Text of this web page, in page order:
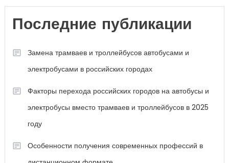
Последние публикации
Замена трамваев и троллейбусов автобусами и
электробусами в российских городах
Факторы перехода российских городов на автобусы и
электробусы вместо трамваев и троллейбусов в 2025
году
Особенности получения современных профессий в